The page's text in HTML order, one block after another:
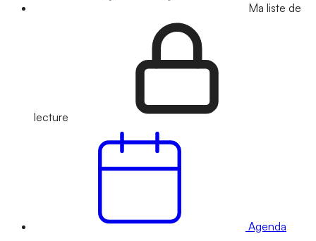
Ma liste de
lecture
Agenda